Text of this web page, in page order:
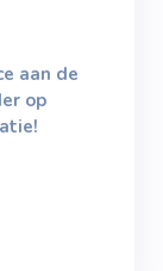
aan de
op